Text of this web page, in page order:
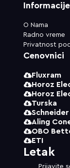
Informacije
O Nama
Radno vreme
Privatnost
Cenovnici
Fluxram
Horoz
Horoz
Turska
Aling
OBO
ETI
Letak
Prijavite